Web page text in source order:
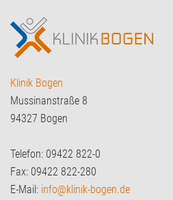
Klinik Bogen
Mussinanstraße 8
94327 Bogen
Telefon: 09422 822-0
Fax: 09422 822-280
E-Mail: info@klinik-bogen.de